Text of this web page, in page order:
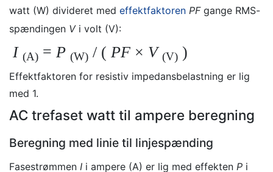
watt (W) divideret med effektfaktoren PFgange RMS-
spændingen Vi volt (V):
I (A) = P (W) / ( PF × V(V) )
Effektfaktoren for resistiv impedansbelastning er lig
med 1.
AC trefaset watt til ampere beregning
Beregning med linie til linjespænding
Fasestrømmen I i ampere (A) er lig med effekten P i